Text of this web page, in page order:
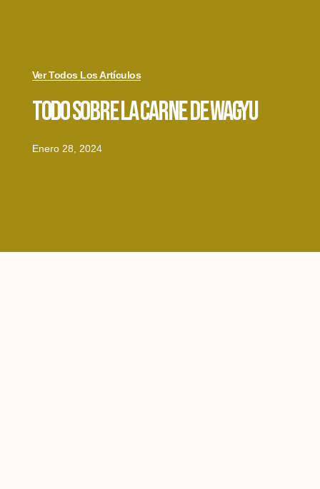
Ver Todos Los Artículos
Todo Sobre La Carne De Wagyu
Enero 28, 2024